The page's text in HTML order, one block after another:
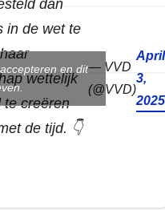
dan
in de wet te
wettelijk
te creëren
de tijd. 👇
— VVD
(@VVD)
April
3,
2025
en dit